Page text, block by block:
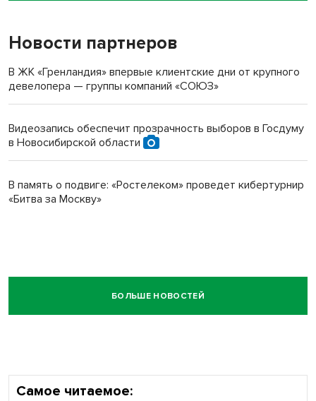
Новости партнеров
В ЖК «Гренландия» впервые клиентские дни от крупного
девелопера — группы компаний «СОЮЗ»
Видеозапись обеспечит прозрачность выборов в Госдуму
в Новосибирской области
В память о подвиге: «Ростелеком» проведет кибертурнир
«Битва за Москву»
БОЛЬШЕ НОВОСТЕЙ
Самое читаемое: